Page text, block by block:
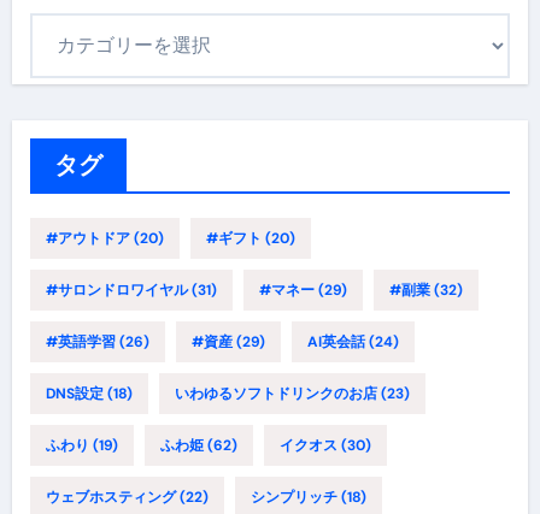
タグ
#アウトドア(20) #ギフト (20)
#サロンドロワイヤル(31) #マネー(29) #副業(32)
#英語学習(26) #資産(29) AI英会話(24)
DNS設定(18) いわゆるソフトドリンクのお店(23)
ふわり (19) ふわ姫(62) イクオス (30)
ウェブホスティング(22) シンプリッチ(18)